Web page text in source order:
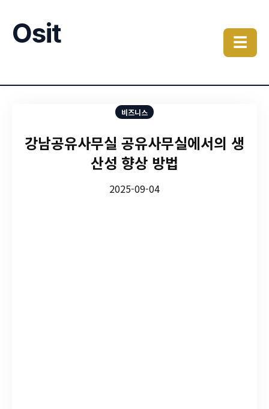
Osit ☰
비즈니스
강남공유사무실 공유사무실에서의 생
산성 향상 방법
2025-09-04